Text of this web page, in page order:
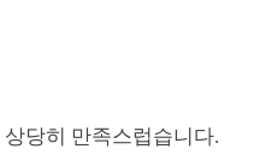
당히 만족스럽습니다.